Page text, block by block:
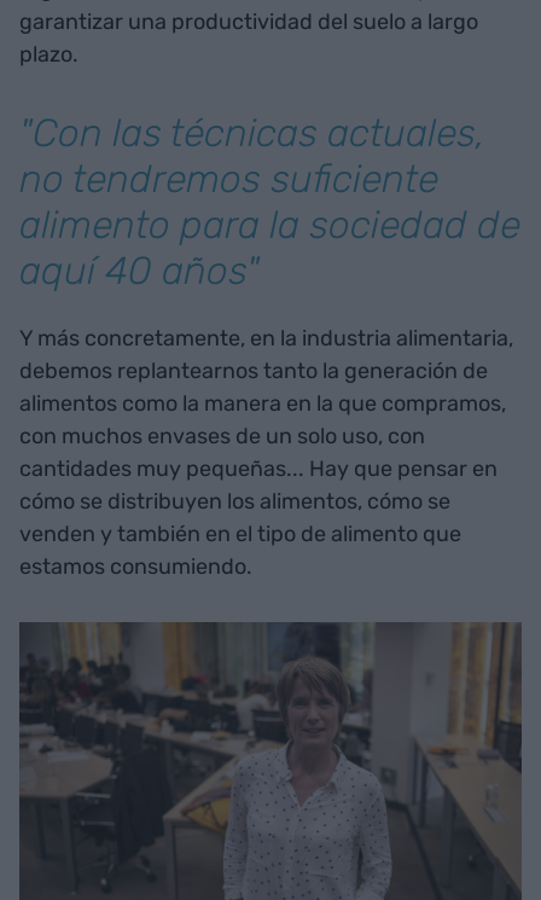
garantizar una productividad del suelo a largo
plazo.
"Con las técnicas actuales,
no tendremos suficiente
alimento para la sociedad de
aquí 40 años"
Y más concretamente, en la industria alimentaria,
debemos replantearnos tanto la generación de
alimentos como la manera en la que compramos,
con muchos envases de un solo uso, con
cantidades muy pequeñas... Hay que pensar en
cómo se distribuyen los alimentos, cómo se
venden y también en el tipo de alimento que
estamos consumiendo.